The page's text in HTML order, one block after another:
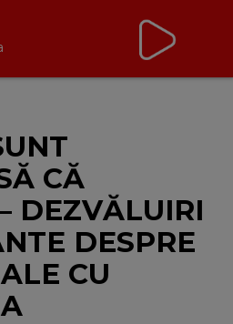
Radio Romania
CĂ
DEZVĂLUIRI
DESPRE
CU